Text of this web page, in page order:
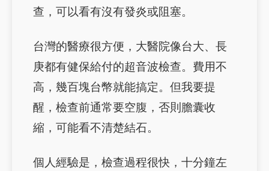
查，可以看有沒有發炎或阻塞。
台灣的醫療很方便，大醫院像台大、長
庚都有健保給付的超音波檢查。費用不
高，幾百塊台幣就能搞定。但我要提
醒，檢查前通常要空腹，否則膽囊收
縮，可能看不清楚結石。
個人經驗是，檢查過程很快，十分鐘左